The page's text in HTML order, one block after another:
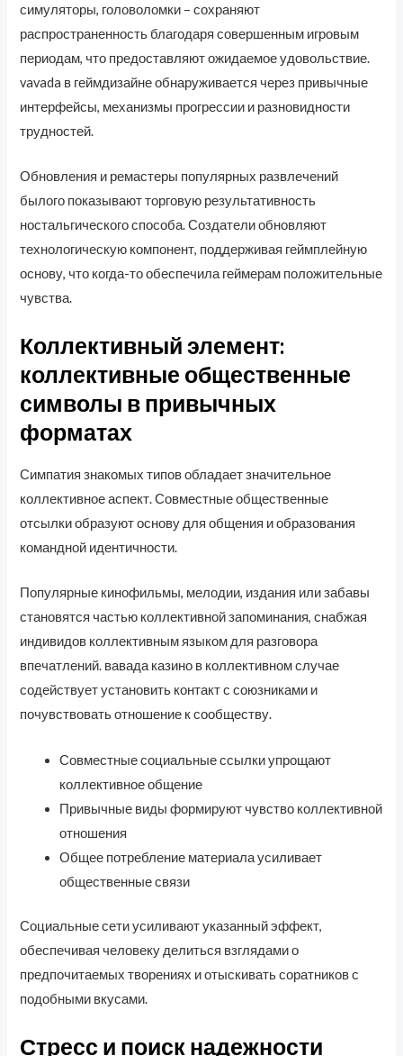
симуляторы, головоломки – сохраняют
распространенность благодаря совершенным игровым
периодам, что предоставляют ожидаемое удовольствие.
vavada в геймдизайне обнаруживается через привычные
интерфейсы, механизмы прогрессии и разновидности
трудностей.
Обновления и ремастеры популярных развлечений
былого показывают торговую результативность
ностальгического способа. Создатели обновляют
технологическую компонент, поддерживая геймплейную
основу, что когда-то обеспечила геймерам положительные
чувства.
Коллективный элемент:
коллективные общественные
символы в привычных
форматах
Симпатия знакомых типов обладает значительное
коллективное аспект. Совместные общественные
отсылки образуют основу для общения и образования
командной идентичности.
Популярные кинофильмы, мелодии, издания или забавы
становятся частью коллективной запоминания, снабжая
индивидов коллективным языком для разговора
впечатлений. вавада казино в коллективном случае
содействует установить контакт с союзниками и
почувствовать отношение к сообществу.
Совместные социальные ссылки упрощают
коллективное общение
Привычные виды формируют чувство коллективной
отношения
Общее потребление материала усиливает
общественные связи
Социальные сети усиливают указанный эффект,
обеспечивая человеку делиться взглядами о
предпочитаемых творениях и отыскивать соратников с
подобными вкусами.
Стресс и поиск надежности